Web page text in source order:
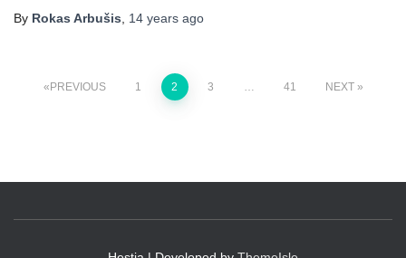
By Rokas Arbušis 14 years ago
Posts
PREVIOUS 1 2 3 41 NEXT